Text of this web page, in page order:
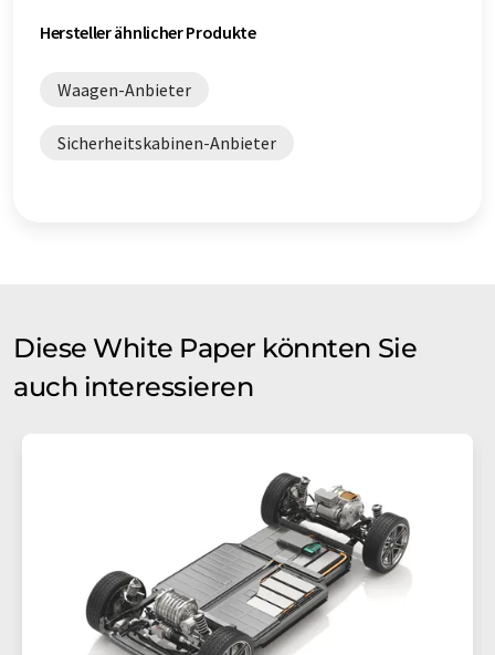
Hersteller ähnlicher Produkte
Waagen-Anbieter
Sicherheitskabinen-Anbieter
Diese White Paper könnten Sie
auch interessieren